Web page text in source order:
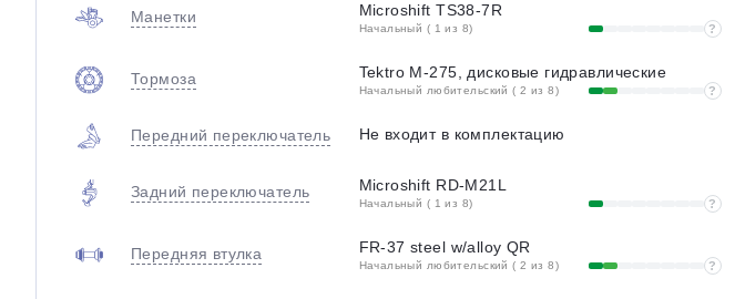
Манетки Microshift TS38-7R
Начальный ( 1 из 8) ?
Тормоза Tektro M-275, дисковые гидравлические
Начальный любительский ( 2 из 8) ?
Передний переключатель Не входит в комплектацию
Задний переключатель Microshift RD-M21L
Начальный ( 1 из 8) ?
Передняя втулка FR-37 steel w/alloy QR
Начальный любительский ( 2 из 8) ?